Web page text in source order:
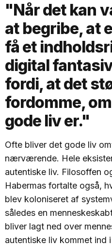
"Når det kan
at begribe, at
få et
digital
fordi, at det
fordomme,
gode liv er."
Ofte bliver det gode liv
nærværende. Hele
autentiske liv. Filosoffen
Habermas fortalte også,
blev koloniseret af
således en
bliver lagt ned over
autentiske liv kommet